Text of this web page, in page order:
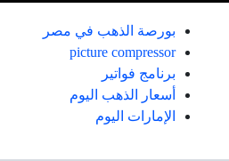
بورصة الذهب في مصر
picture compressor
برنامج فواتير
أسعار الذهب اليوم
الإمارات اليوم